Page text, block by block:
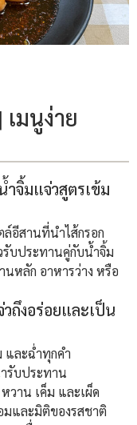
มนูง่าย
ำจิ้มแจ่วสูตรเข้ม
อีสานที่นำไส้กรอก
รับประทานคู่กับน้ำจิ้ม
หลัก อาหารว่าง หรือ
ถึงอร่อยและเป็น
ละฉ่ำทุกคำ
รับประทาน
วาน เค็ม และเผ็ด
และมิติของรสชาติ